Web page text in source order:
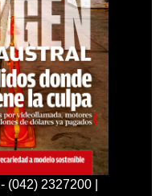
(042) 2327200 |